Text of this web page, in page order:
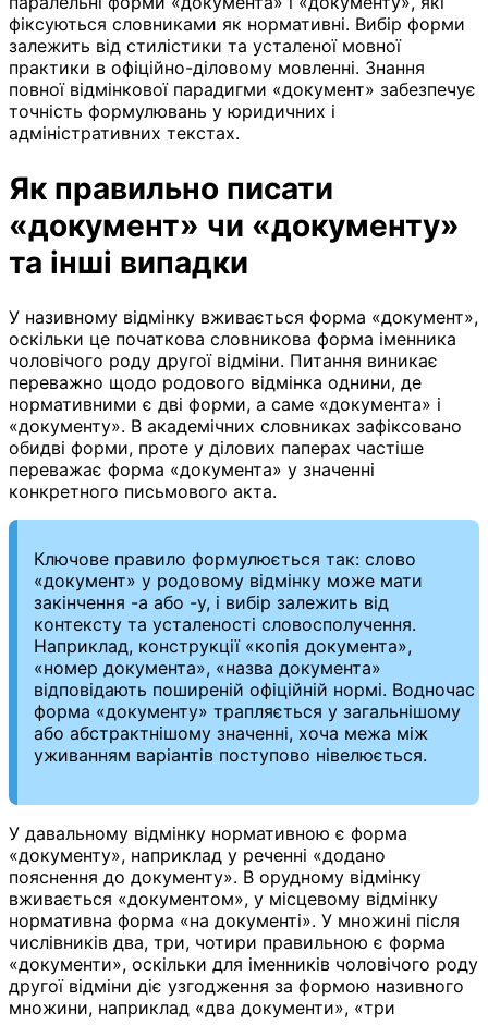
фіксуються словниками як нормативні. Вибір форми
залежить від стилістики та усталеної мовної
практики в офіційно-діловому мовленні. Знання
повної відмінкової парадигми «документ» забезпечує
точність формулювань у юридичних і
адміністративних текстах.
Як правильно писати
«документ» чи «документу»
та інші випадки
У називному відмінку вживається форма «документ»,
оскільки це початкова словникова форма іменника
чоловічого роду другої відміни. Питання виникає
переважно щодо родового відмінка однини, де
нормативними є дві форми, а саме «документа» і
«документу». В академічних словниках зафіксовано
обидві форми, проте у ділових паперах частіше
переважає форма «документа» у значенні
конкретного письмового акта.
Ключове правило формулюється так: слово
«документ» у родовому відмінку може мати
закінчення -а або -у, і вибір залежить від
контексту та усталеності словосполучення.
Наприклад, конструкції «копія документа»,
«номер документа», «назва документа»
відповідають поширеній офіційній нормі. Водночас
форма «документу» трапляється у загальнішому
або абстрактнішому значенні, хоча межа між
уживанням варіантів поступово нівелюється.
У давальному відмінку нормативною є форма
«документу», наприклад у реченні «додано
пояснення до документу». В орудному відмінку
вживається «документом», у місцевому відмінку
нормативна форма «на документі». У множині після
числівників два, три, чотири правильною є форма
«документи», оскільки для іменників чоловічого роду
другої відміни діє узгодження за формою називного
множини, наприклад «два документи», «три